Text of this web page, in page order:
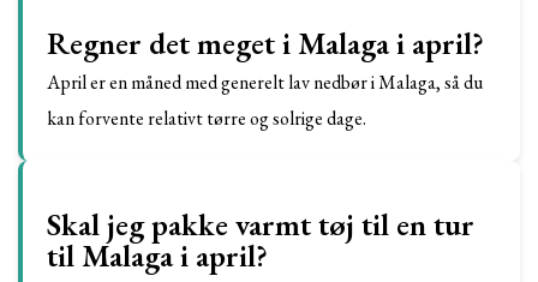
Regner det meget i Malaga i april?
April er en måned med generelt lav nedbør i Malaga, så du
kan forvente relativt tørre og solrige dage.
Skal jeg pakke varmt tøj til en tur
til Malaga i april?